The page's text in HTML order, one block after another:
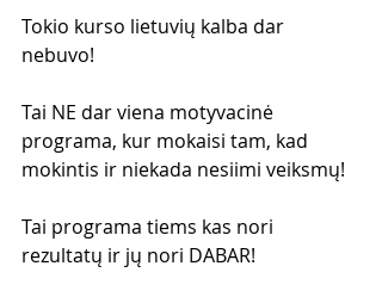
Tokio kurso lietuvių kalba dar
nebuvo!
Tai NE dar viena motyvacinė
programa, kur mokaisi tam, kad
mokintis ir niekada nesiimi veiksmų!
Tai programa tiems kas nori
rezultatų ir jų nori DABAR!